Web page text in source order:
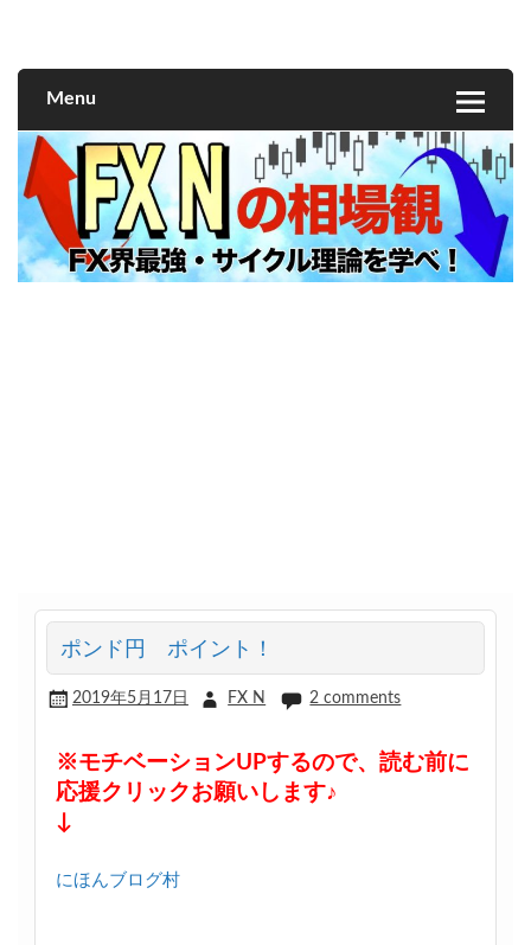
Menu
ポンド円 ポイント！
2019年5月17日 FX N 2 comments
※モチベーションUPするので、読む前に
応援クリックお願いします♪
↓
にほんブログ村